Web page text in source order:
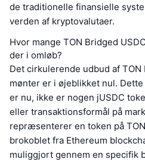
de traditionelle finansielle
verden af kryptovalutaer.
Hvor mange TON Bridged
der i omløb?
Det cirkulerende udbud af TON
mønter er i øjeblikket nul.
er nu, ikke er nogen jUSDC
eller transaktionsformål på
repræsenterer en token på
brokoblet fra Ethereum
muliggjort gennem en specifik